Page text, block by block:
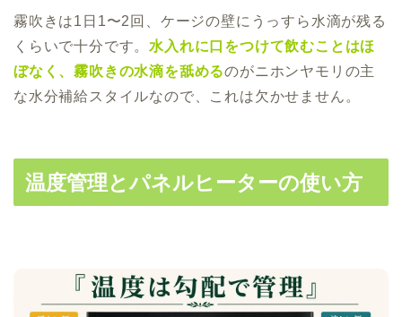
霧吹きは1日1〜2回、ケージの壁にうっすら水滴が残る
くらいで十分です。水入れに口をつけて飲むことはほ
ぼなく、霧吹きの水滴を舐めるのがニホンヤモリの主
な水分補給スタイルなので、これは欠かせません。
温度管理とパネルヒーターの使い方